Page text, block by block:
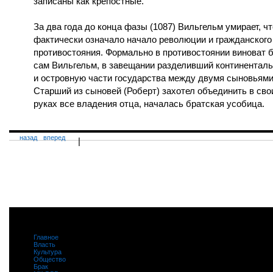
За два года до конца фазы (1087) Вильгельм умирает,
фактически означало начало революции и гражданского
противостояния. Формально в противостоянии виноват
сам Вильгельм, в завещании разделивший
и островную части государства между двумя
Старший из сыновей (Роберт) захотел объединить в
руках все владения отца, началась братская усобица.
назад |
вперед
Главное
Власть
Культура
Общество
Брак